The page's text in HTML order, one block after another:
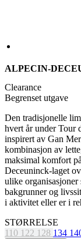
ALPECIN-
Clearance
Begrenset utgave
Den tradisjonelle
hvert år under Tour
inspirert av Gan
kombinasjon av
maksimal komfort
Deceuninck-laget
ulike
bakgrunner og
i aktivitet eller er i
STØRRELSE
110 122 128 134